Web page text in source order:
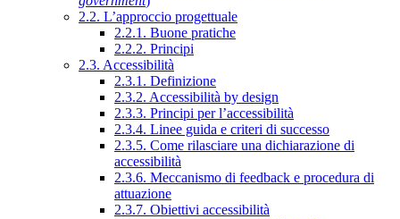
2.2. L’approccio progettuale
2.2.1. Buone pratiche
2.2.2. Principi
2.3. Accessibilità
2.3.1. Definizione
2.3.2. Accessibilità by design
2.3.3. Principi per l’accessibilità
2.3.4. Linee guida e criteri di successo
2.3.5. Come rilasciare una dichiarazione di
accessibilità
2.3.6. Meccanismo di feedback e procedura di
attuazione
2.3.7. Obiettivi accessibilità